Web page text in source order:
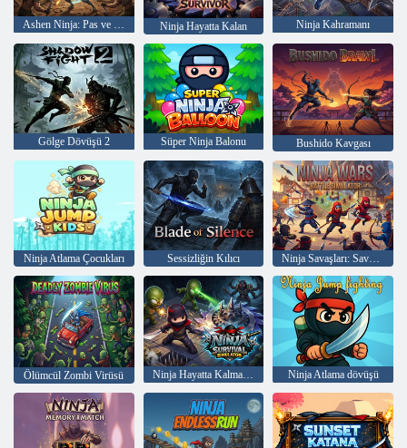
Ashen Ninja: Pas ve Katana Ninja Hayatta Kalan Ninja Kahramanı
Gölge Dövüşü 2 Süper Ninja Balonu Bushido Kavgası
Ninja Atlama Çocukları Sessizliğin Kılıcı Ninja Savaşları: Savaş Simülatörü
Ölümcül Zombi Virüsü Ninja Hayatta Kalma Simülatörü Ninja Atlama dövüşü